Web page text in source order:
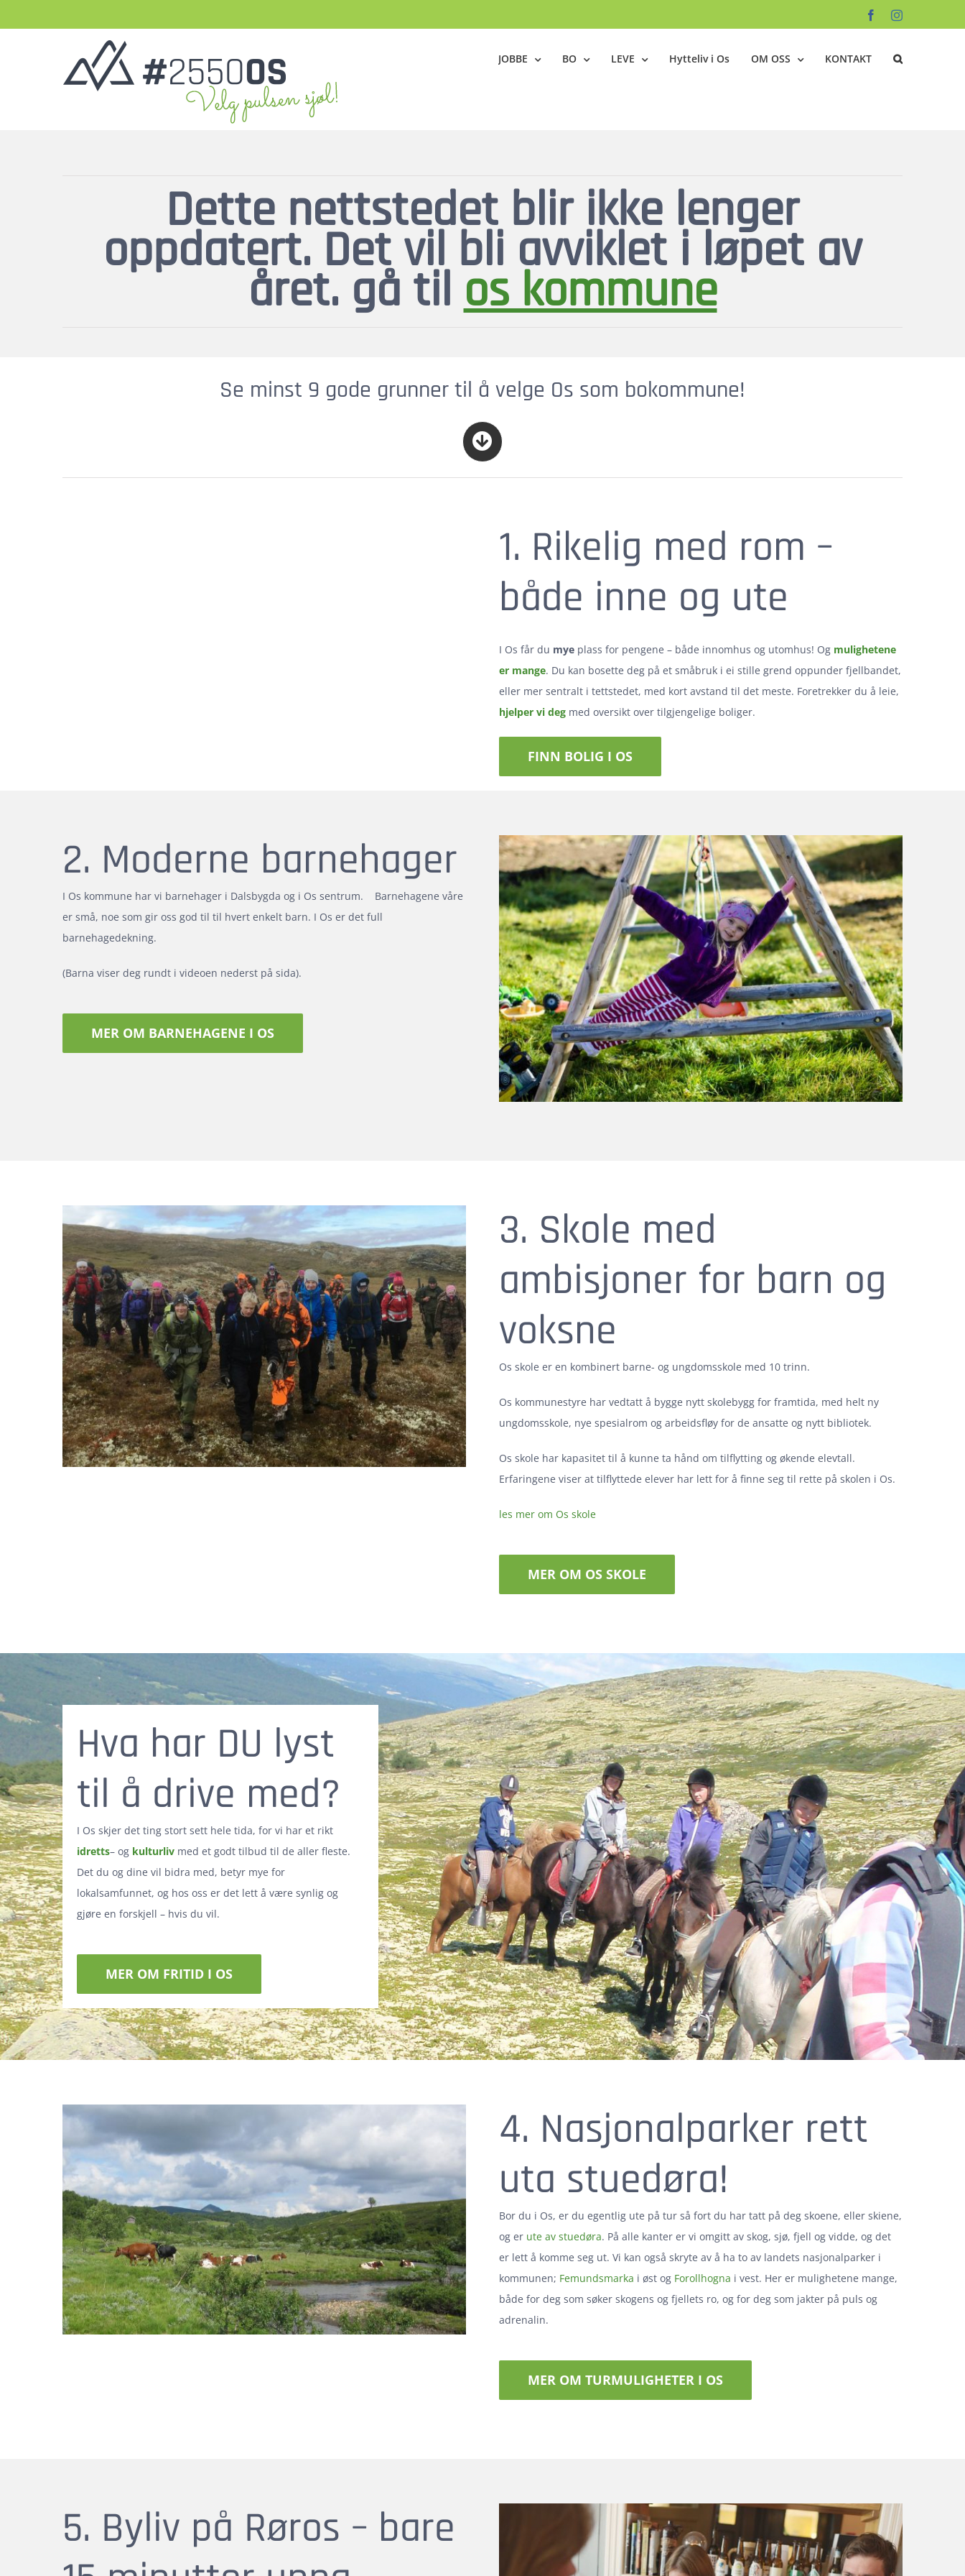
to
FacebookInstagram
JOBBE BO LEVE Hytteliv i Os OM OSS KONTAKT
Dette nettstedet blir ikke lenger
oppdatert. Det vil bli avviklet i løpet av
året. gå tilos kommune
Se minst 9 gode grunner til å velge Os som bokommune!
1. Rikelig med rom –
både inne og ute
I Os får du mye plass for pengene – både innomhus og utomhus! Og mulighetene
er mange. Du kan bosette deg på et småbruk i ei stille grend oppunder fjellbandet,
eller mer sentralt i tettstedet, med kort avstand til det meste. Foretrekker du å leie,
hjelper vi deg med oversikt over tilgjengelige boliger.
FINN BOLIG I OS
2. Moderne barnehager
I Os kommune har vi barnehager i Dalsbygda og i Os sentrum. Barnehagene våre
er små, noe som gir oss god til til hvert enkelt barn. I Os er det full
barnehagedekning.
(Barna viser deg rundt i videoen nederst på sida).
MER OM BARNEHAGENE I OS
3. Skole med
ambisjoner for barn og
voksne
Os skole er en kombinert barne- og ungdomsskole med 10 trinn.
Os kommunestyre har vedtatt å bygge nytt skolebygg for framtida, med helt ny
ungdomsskole, nye spesialrom og arbeidsfløy for de ansatte og nytt bibliotek.
Os skole har kapasitet til å kunne ta hånd om tilflytting og økende elevtall.
Erfaringene viser at tilflyttede elever har lett for å finne seg til rette på skolen i Os.
les mer om Os skole
MER OM OS SKOLE
Hva har DU lyst
til å drive med?
I Os skjer det ting stort sett hele tida, for vi har et rikt
idretts– og kulturliv med et godt tilbud til de aller fleste.
Det du og dine vil bidra med, betyr mye for
lokalsamfunnet, og hos oss er det lett å være synlig og
gjøre en forskjell – hvis du vil.
MER OM FRITID I OS
4. Nasjonalparker rett
uta stuedøra!
Bor du i Os, er du egentlig ute på tur så fort du har tatt på deg skoene, eller skiene,
og er ute av stuedøra. På alle kanter er vi omgitt av skog, sjø, fjell og vidde, og det
er lett å komme seg ut. Vi kan også skryte av å ha to av landets nasjonalparker i
kommunen; Femundsmarka i øst og Forollhogna i vest. Her er mulighetene mange,
både for deg som søker skogens og fjellets ro, og for deg som jakter på puls og
adrenalin.
MER OM TURMULIGHETER I OS
5. Byliv på Røros – bare